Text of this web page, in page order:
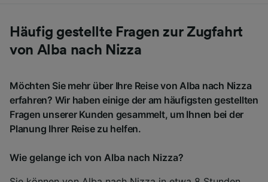
Häufig gestellte Fragen zur Zugfahrt
von Alba nach Nizza
Möchten Sie mehr über Ihre Reise von Alba nach Nizza
erfahren? Wir haben einige der am häufigsten gestellten
Fragen unserer Kunden gesammelt, um Ihnen bei der
Planung Ihrer Reise zu helfen.
Wie gelange ich von Alba nach Nizza?